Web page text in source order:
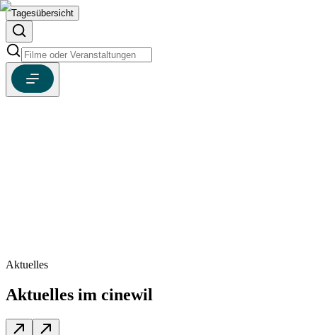
Tagesübersicht
Aktuelles
Aktuelles im cinewil